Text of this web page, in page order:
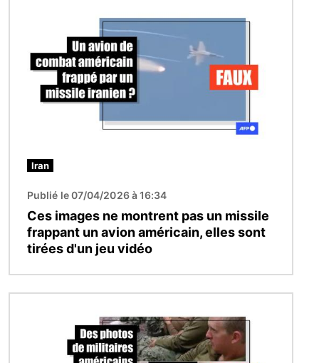
Iran
Publié le 07/04/2026 à 16:34
Ces images ne montrent pas un missile
frappant un avion américain, elles sont
tirées d'un jeu vidéo